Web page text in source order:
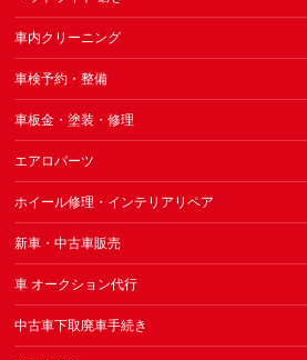
車内クリーニング
車検予約・整備
車板金・塗装・修理
エアロパーツ
ホイール修理・インテリアリペア
新車・中古車販売
車 オークション代行
中古車下取廃車手続き